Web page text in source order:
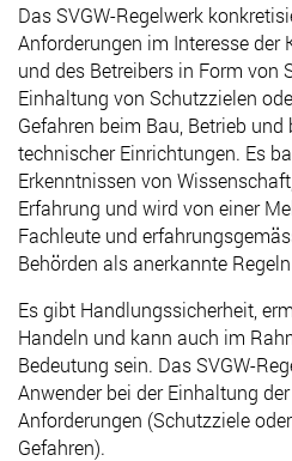
Das SVGW-Regelwerk
Anforderungen im Interesse der
und des Betreibers in Form von
Einhaltung von Schutzzielen
Gefahren beim Bau, Betrieb
technischer Einrichtungen. Es
Erkenntnissen von
Erfahrung und wird von einer
Fachleute und
Behörden als anerkannte
Es gibt Handlungssicherheit,
Handeln und kann auch im
Bedeutung sein. Das SVGW-
Anwender bei der Einhaltung
Anforderungen (Schutzziele
Gefahren).